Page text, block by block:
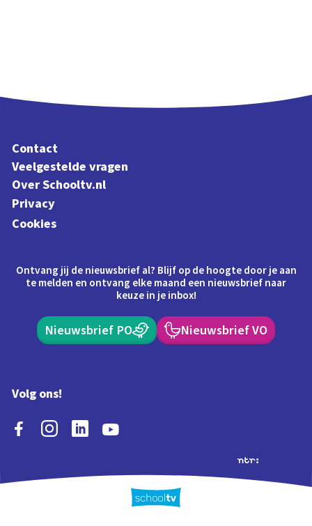
Contact
Veelgestelde vragen
Over Schooltv.nl
Privacy
Cookies
Ontvang jij de nieuwsbrief al? Blijf op de hoogte door je aan
te melden en ontvang elke maand een nieuwsbrief naar
keuze in je inbox!
Nieuwsbrief PO Nieuwsbrief VO
Volg ons!